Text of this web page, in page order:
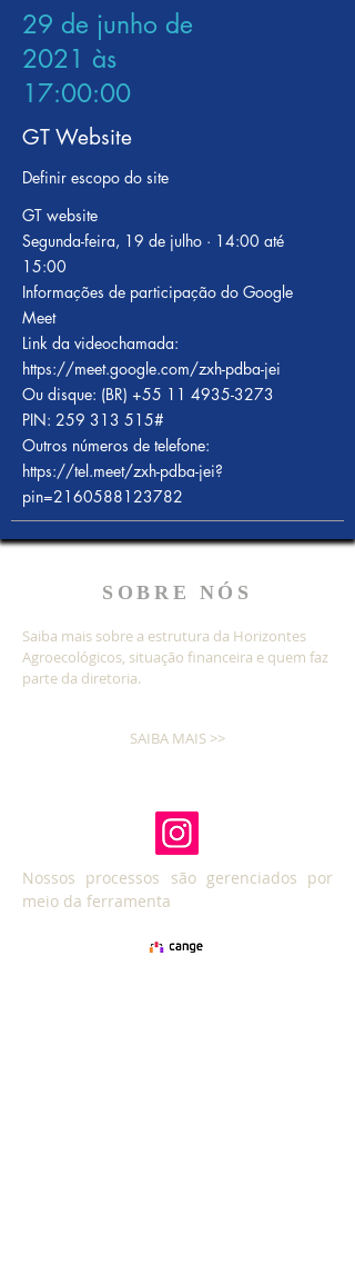
29 de junho de
2021 às
17:00:00
GT Website
Definir escopo do site
GT website
Segunda-feira, 19 de julho · 14:00 até
15:00
Informações de participação do Google
Meet
Link da videochamada:
https://meet.google.com/zxh-pdba-jei
Ou disque: ‪(BR) +55 11 4935-3273
PIN: ‪259 313 515‬#
Outros números de telefone:
https://tel.meet/zxh-pdba-jei?
pin=2160588123782
SOBRE NÓS
Saiba mais sobre a estrutura da Horizontes
Agroecológicos, situação financeira e quem faz
parte da diretoria.
SAIBA MAIS >>
Nossos processos são gerenciados por
meio da ferramenta